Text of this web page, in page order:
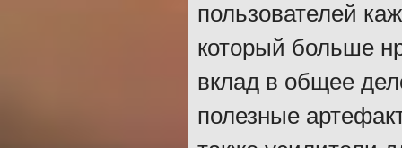
пользователей
который больше
вклад в общее
полезные